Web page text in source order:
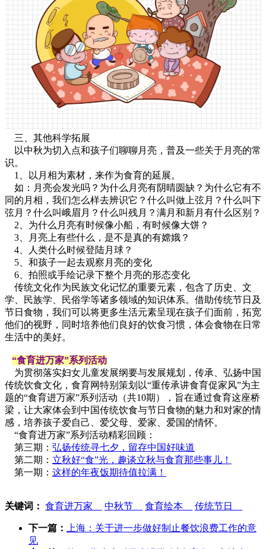
三、其他科学拓展
以中秋为切入点和孩子们聊聊月亮，普及一些关于月亮的常
识。
1、以月相为素材，来作为食育的延展。
如：月亮会发光吗？为什么月亮有阴晴圆缺？为什么它有不
同的月相，我们怎么样去辨识它？什么叫做上弦月？什么叫下
弦月？什么叫峨眉月？什么叫残月？满月和新月有什么区别？
2、为什么月亮有时候像小船，有时候像大饼？
3、月亮上有些什么，是不是真的有嫦娥？
4、人类什么时候登陆月球？
5、和孩子一起去观察月亮的变化
6、拍照或手绘记录下整个月亮的形态变化
传统文化作为民族文化记忆的重要元素，包含了历史、文
学、民族学、民俗学等诸多领域的知识体系。借助传统节日及
节日食物，我们可以将更多生活元素呈现在孩子们面前，拓宽
他们的视野，同时培养他们良好的饮食习惯，体会食物在日常
生活中的美好。
“食育进万家”系列活动
为贯彻落实妇女儿童发展纲要与发展规划，传承、弘扬中国
传统饮食文化，食育网特别策划以“重传承讲食育促家风”为主
题的“食育进万家”系列活动（共10期），旨在通过食育这座桥
梁，让大家体会到中国传统饮食与节日食物的魅力和对家的情
感，培养孩子爱自己、爱父母、爱家、爱国的情怀。
“食育进万家”系列活动精彩回顾：
第三期： 弘扬传统寻七夕，留存中国好味道
第二期： 立秋好“食”光，趣谈立秋与食育那些事儿！
第一期： 这样的年夜饭期待值拉满！
关键词： 食育进万家 中秋节 食育绘本 传统节日
下一篇：
上海：关于进一步做好制止餐饮浪费工作的意
见